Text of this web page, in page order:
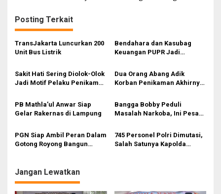
i
g
a
s
i
p
s
Posting Terkait
TransJakarta Luncurkan 200
Unit Bus Listrik
Bendahara dan Kasubag
Keuangan PUPR Jadi
Sakit Hati Sering Diolok-Olok
Jadi Motif Pelaku Penikaman
Dua Orang Abang Adik
Korban Penikaman Akhirnya
PB Mathla’ul Anwar Siap
Gelar Rakernas di Lampung
Bangga Bobby Peduli
Masalah Narkoba, Ini Pesan
PGN Siap Ambil Peran Dalam
Gotong Royong Bangun
745 Personel Polri Dimutasi,
Salah Satunya Kapolda
Jangan Lewatkan